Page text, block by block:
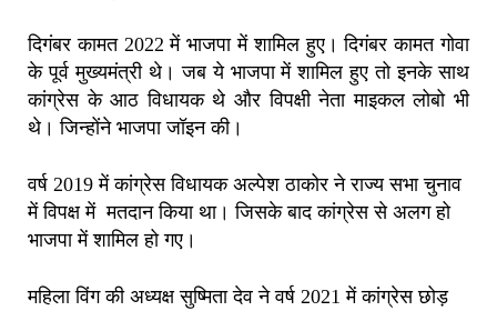
दिगंबर कामत 2022 में भाजपा में शामिल हुए। दिगंबर कामत गोवा
के पूर्व मुख्यमंत्री थे। जब ये भाजपा में शामिल हुए तो इनके साथ
कांग्रेस के आठ विधायक थे और विपक्षी नेता माइकल लोबो भी
थे। जिन्होंने भाजपा जॉइन की।
वर्ष 2019 में कांग्रेस विधायक अल्पेश ठाकोर ने राज्य सभा चुनाव
में विपक्ष में मतदान किया था। जिसके बाद कांग्रेस से अलग हो
भाजपा में शामिल हो गए।
महिला विंग की अध्यक्ष सुष्मिता देव ने वर्ष 2021 में कांग्रेस छोड़